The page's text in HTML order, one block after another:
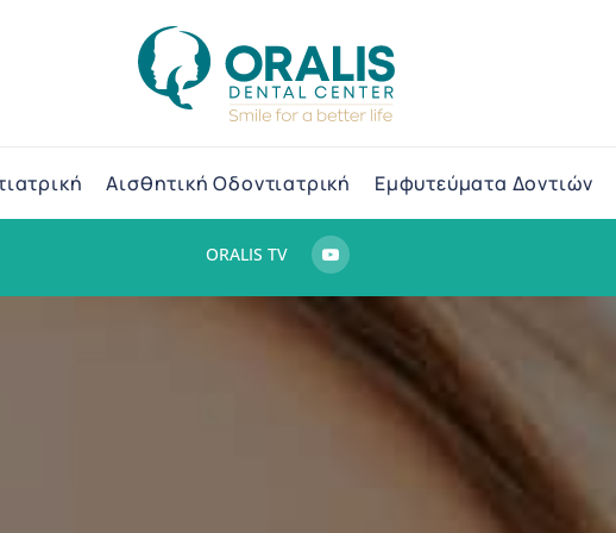
Αισθητική Οδοντιατρική Εμφυτεύματα Δοντιών
ORALIS TV